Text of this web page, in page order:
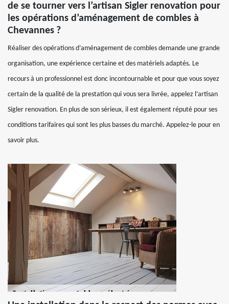
de se tourner vers l’artisan Sigler renovation pour
les opérations d’aménagement de combles à
Chevannes ?
Réaliser des opérations d’aménagement de combles demande une grande
organisation, une expérience certaine et des matériels adaptés. Le
recours à un professionnel est donc incontournable et pour que vous soyez
certain de la qualité de la prestation qui vous sera livrée, appelez l’artisan
Sigler renovation. En plus de son sérieux, il est également réputé pour ses
conditions tarifaires qui sont les plus basses du marché. Appelez-le pour en
savoir plus.